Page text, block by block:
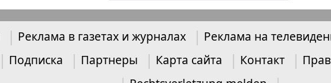
У нас в Баварии У нас в Гамбурге Флирт
Экспресс газета Эрудит-Экстра
Реклама в газетах и журналах Реклама на
Подписка Партнеры Карта сайта Контакт